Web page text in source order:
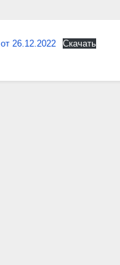
26.12.2022 Скачать